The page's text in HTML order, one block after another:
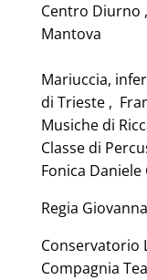
Centro Diurno
Mantova
Mariuccia,
di Trieste ,
Musiche di
Classe di
Fonica Daniele
Regia
Conservatorio
Compagnia